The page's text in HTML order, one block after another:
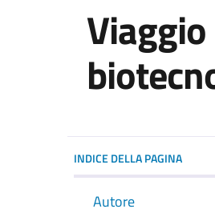
INDICE DELLA PAGINA
Autore